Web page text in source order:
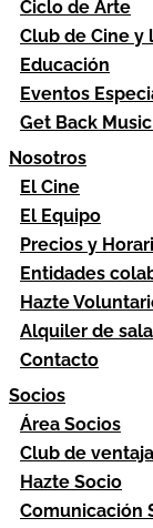
Ciclo de Arte
Club de Cine y
Educación
Eventos
Get Back
Nosotros
El Cine
El Equipo
Precios y
Entidades
Hazte
Alquiler de
Contacto
Socios
Área Socios
Club de
Hazte Socio
Comunicación